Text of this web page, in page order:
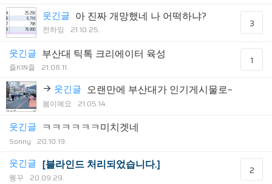
웃긴글 아 진짜 개망했네 나 어떡하냐?
전하잉 21.10.25. 3
웃긴글 부산대 틱톡 크리에이터 육성
즐KIN즐 21.08.11.
1
웃긴글 오랜만에 부산대가 인기게시물로~
봄이예요 21.05.14.
웃긴글 ㅋㅋㅋㅋㅋㅋ미치겟네
Sonny 20.10.19.
웃긴글 [블라인드 처리되었습니다.]
웽꾸 20.09.29.
2